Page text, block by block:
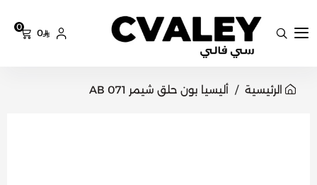
سي فالي
0
0
الرئيسية أليسيا بون حلق شيمر AB 071